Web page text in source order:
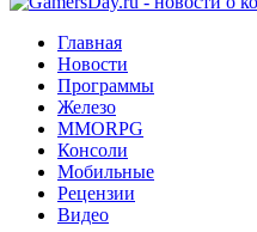
Главная
Новости
Программы
Железо
MMORPG
Консоли
Мобильные
Рецензии
Видео